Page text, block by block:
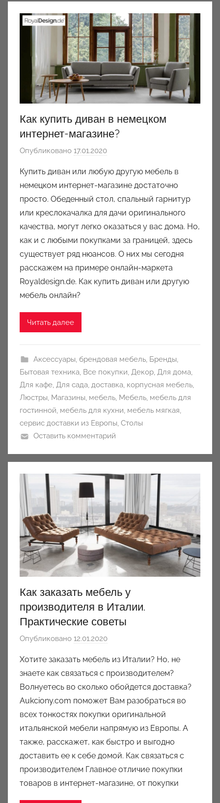
Как купить диван в немецком
интернет-магазине?
Опубликовано 17.01.2020
т
о
р
о
м
a
u
k
c
Купить диван или любую другую мебель в
немецком интернет-магазине достаточно
просто. Обеденный стол, спальный гарнитур
или креслокачалка для дачи оригинального
качества, могут легко оказаться у вас дома. Но,
как и с любыми покупками за границей, здесь
существует ряд нюансов. О них мы сегодня
расскажем на примере онлайн-маркета
Royaldesign.de. Как купить диван или другую
мебель онлайн?
Читать далее
Аксессуары, брендовая мебель, Бренды,
Бытовая техника, Все покупки, Декор, Для дома,
Для кафе, Для сада, доставка, корпусная мебель,
Люстры, Магазины, мебель, Мебель, мебель для
гостинной, мебель для кухни, мебель мягкая,
сервис доставки из Европы, Столы
Оставить комментарий
Как заказать мебель у
производителя в Италии.
Практические советы
Опубликовано 12.01.2020
т
о
р
о
м
a
u
k
c
Хотите заказать мебель из Италии? Но, не
знаете как связаться с производителем?
Волнуетесь во сколько обойдется доставка?
Aukciony.com поможет Вам разобраться во
всех тонкостях покупки оригинальной
итальянской мебели напрямую из Европы. А
также, расскажет, как быстро и выгодно
доставить ее к себе домой. Как связаться с
производителем Главное отличие покупки
товаров в интернет-магазине, от покупки